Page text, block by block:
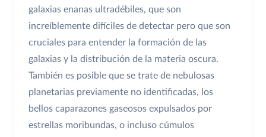
galaxias enanas ultradébiles, que son
increíblemente difíciles de detectar pero que son
cruciales para entender la formación de las
galaxias y la distribución de la materia oscura.
También es posible que se trate de nebulosas
planetarias previamente no identificadas, los
bellos caparazones gaseosos expulsados por
estrellas moribundas, o incluso cúmulos